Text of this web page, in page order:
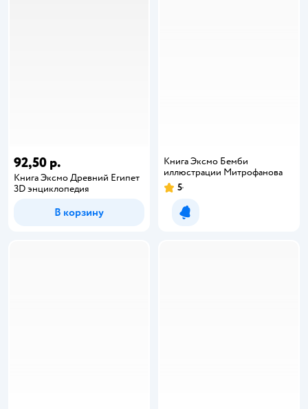
92,50 р.
Книга Эксмо Древний Египет
3D энциклопедия
В корзину
Книга Эксмо Бемби
иллюстрации Митрофанова
5
Уведомить о появлении